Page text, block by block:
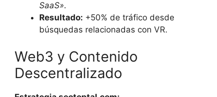
SaaS».
Resultado: +50% de tráfico desde
búsquedas relacionadas con VR.
Web3 y Contenido
Descentralizado